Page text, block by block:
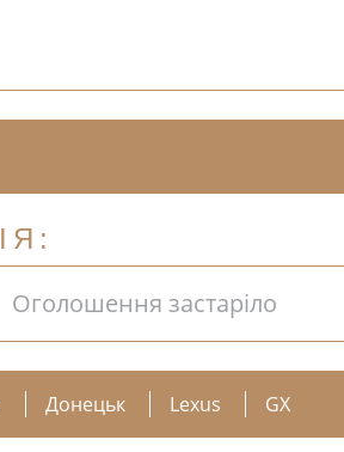
Оголошення застаріло
Донецьк Lexus GX